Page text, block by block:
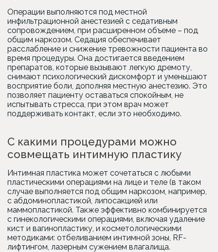
Операции выполняются под местной
инфильтрационной анестезией с седативным
сопровождением, при расширенном объеме – под
общим наркозом. Седация обеспечивает
расслабление и снижение тревожности пациента во
время процедуры. Она достигается введением
препаратов, которые вызывают легкую дремоту,
снимают психологический дискомфорт и уменьшают
восприятие боли, дополняя местную анестезию. Это
позволяет пациенту оставаться спокойным, не
испытывать стресса, при этом врач может
поддерживать контакт, если это необходимо.
С какими процедурами можно
совмещать интимную пластику
Интимная пластика может сочетаться с любыми
пластическими операциями на лице и теле (в таком
случае выполняется под общим наркозом, например,
с абдоминопластикой, липосакцией или
маммопластикой. Также эффективно комбинируется
с гинекологическими операциями, включая удаление
кист и вагинопластику, и косметологическими
методиками: отбеливанием интимной зоны, RF-
лифтингом, лазерным сужением влагалища.